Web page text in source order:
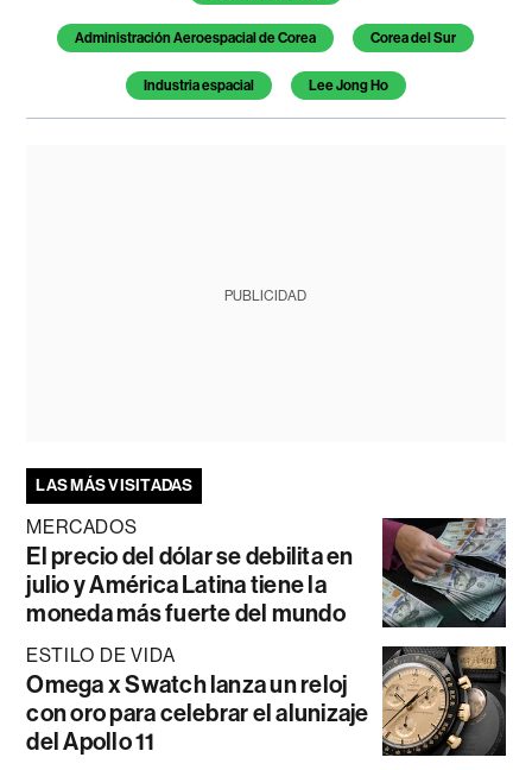
Administración Aeroespacial de Corea Corea del Sur
Industria espacial Lee Jong Ho
PUBLICIDAD
LAS MÁS VISITADAS
MERCADOS
El precio del dólar se debilita en
julio y América Latina tiene la
moneda más fuerte del mundo
ESTILO DE VIDA
Omega x Swatch lanza un reloj
con oro para celebrar el alunizaje
del Apollo 11